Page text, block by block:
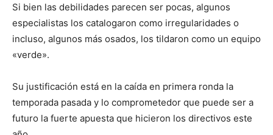
Si bien las debilidades parecen ser pocas, algunos
especialistas los catalogaron como irregularidades o
incluso, algunos más osados, los tildaron como un equipo
«verde».
Su justificación está en la caída en primera ronda la
temporada pasada y lo comprometedor que puede ser a
futuro la fuerte apuesta que hicieron los directivos este